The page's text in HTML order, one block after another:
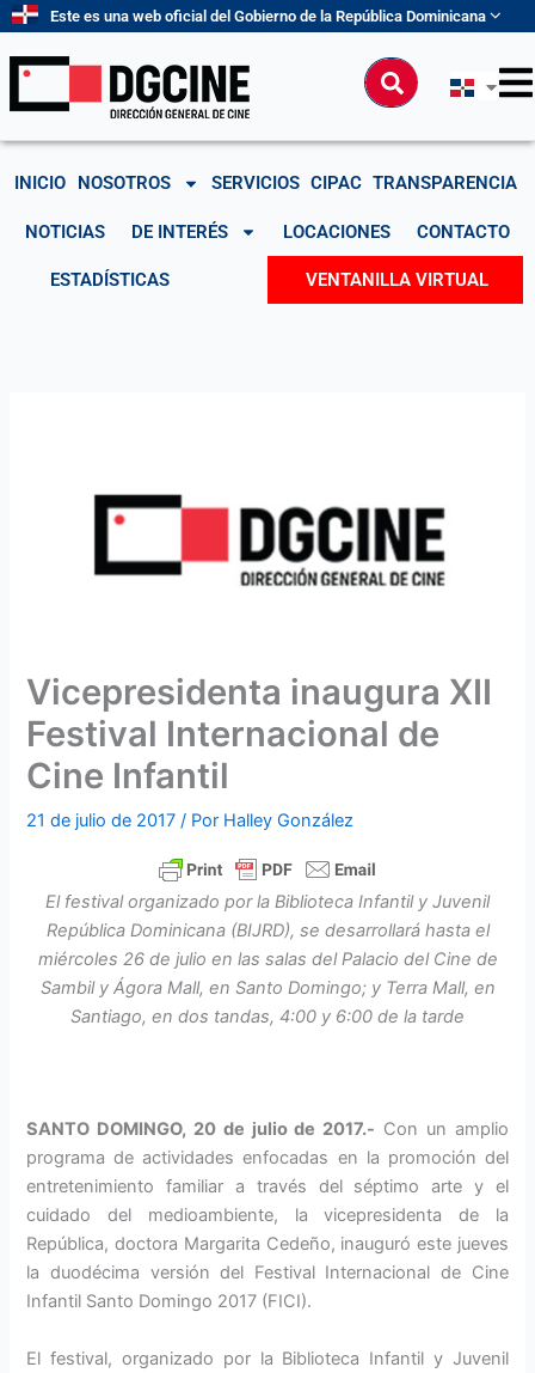
contenido
Este es una web oficial del Gobierno de la República Dominicana
Buscar
INICIO NOSOTROS SERVICIOS CIPAC TRANSPARENCIA
NOTICIAS DE INTERÉS LOCACIONES CONTACTO
ESTADÍSTICAS VENTANILLA VIRTUAL
Vicepresidenta inaugura XII
Festival Internacional de
Cine Infantil
21 de julio de 2017/ Por Halley González
El festival organizado por la Biblioteca Infantil y Juvenil
República Dominicana (BIJRD), se desarrollará hasta el
miércoles 26 de julio en las salas del Palacio del Cine de
Sambil y Ágora Mall, en Santo Domingo; y Terra Mall, en
Santiago, en dos tandas, 4:00 y 6:00 de la tarde
SANTO DOMINGO, 20 de julio de 2017.- Con un amplio
programa de actividades enfocadas en la promoción del
entretenimiento familiar a través del séptimo arte y el
cuidado del medioambiente, la vicepresidenta de la
República, doctora Margarita Cedeño, inauguró este jueves
la duodécima versión del Festival Internacional de Cine
Infantil Santo Domingo 2017 (FICI).
El festival, organizado por la Biblioteca Infantil y Juvenil